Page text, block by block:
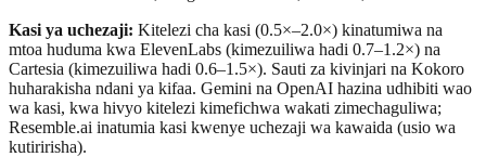
Kasi ya uchezaji: Kitelezi cha kasi (0.5×–2.0×) kinatumiwa na
mtoa huduma kwa ElevenLabs (kimezuiliwa hadi 0.7–1.2×) na
Cartesia (kimezuiliwa hadi 0.6–1.5×). Sauti za kivinjari na Kokoro
huharakisha ndani ya kifaa. Gemini na OpenAI hazina udhibiti wao
wa kasi, kwa hivyo kitelezi kimefichwa wakati zimechaguliwa;
Resemble.ai inatumia kasi kwenye uchezaji wa kawaida (usio wa
kutiririsha).